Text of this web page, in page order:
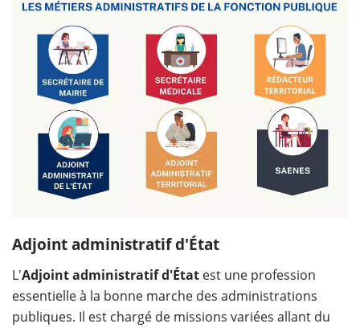
Adjoint administratif d'État
L'Adjoint administratif d'État est une profession
essentielle à la bonne marche des administrations
publiques. Il est chargé de missions variées allant du